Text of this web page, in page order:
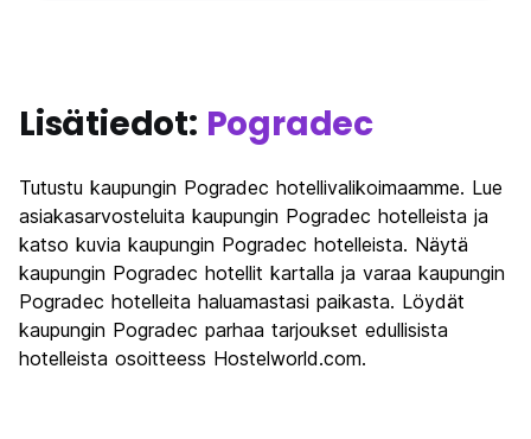
Lisätiedot: Pogradec
Tutustu kaupungin Pogradec hotellivalikoimaamme. Lue
asiakasarvosteluita kaupungin Pogradec hotelleista ja
katso kuvia kaupungin Pogradec hotelleista. Näytä
kaupungin Pogradec hotellit kartalla ja varaa kaupungin
Pogradec hotelleita haluamastasi paikasta. Löydät
kaupungin Pogradec parhaa tarjoukset edullisista
hotelleista osoitteess Hostelworld.com.